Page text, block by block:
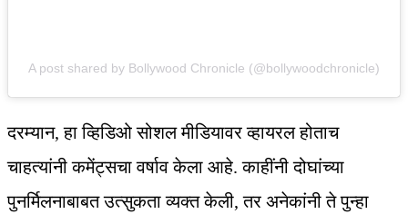
A post shared by Bollywood Chronicle (@bollywoodchronicle)
दरम्यान, हा व्हिडिओ सोशल मीडियावर व्हायरल होताच
चाहत्यांनी कमेंट्सचा वर्षाव केला आहे. काहींनी दोघांच्या
पुनर्मिलनाबाबत उत्सुकता व्यक्त केली, तर अनेकांनी ते पुन्हा